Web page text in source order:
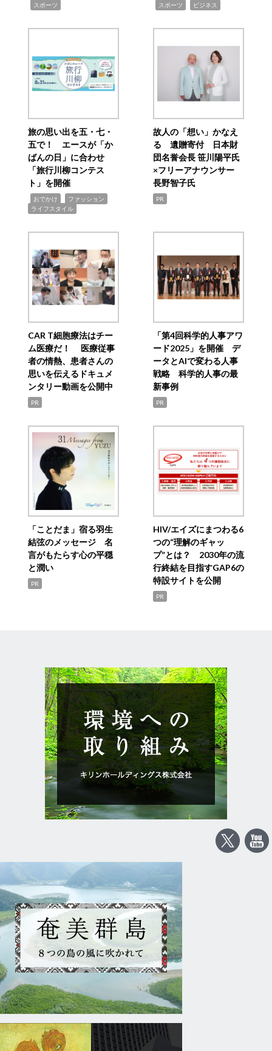
スポーツ スポーツ ビジネス
旅の思い出を五・七・
五で！ エースが「か
ばんの日」に合わせ
「旅行川柳コンテス
ト」を開催
おでかけ ファッション
ライフスタイル
故人の「想い」かなえ
る 遺贈寄付 日本財
団名誉会長 笹川陽平氏
×フリーアナウンサー
長野智子氏
PR
CAR T細胞療法はチー
ム医療だ！ 医療従事
者の情熱、患者さんの
思いを伝えるドキュメ
ンタリー動画を公開中
PR
「第4回科学的人事アワ
ード2025」を開催 デ
ータとAIで変わる人事
戦略 科学的人事の最
新事例
PR
「ことだま」宿る羽生
結弦のメッセージ 名
言がもたらす心の平穏
と潤い
PR
HIV/エイズにまつわる6
つの“理解のギャッ
プ”とは？ 2030年の流
行終結を目指すGAP6の
特設サイトを公開
PR